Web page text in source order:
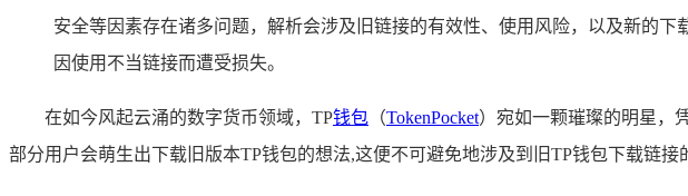
安全等因素存在诸多问题，解析会涉及旧链接的有效性、使用风险，以及新的
因使用不当链接而遭受损失。
在如今风起云涌的数字货币领域，TP钱包 （TokenPocket）宛如一颗璀璨的明星，
部分用户会萌生出下载旧版本TP钱包的想法,这便不可避免地涉及到旧TP钱包下载链接